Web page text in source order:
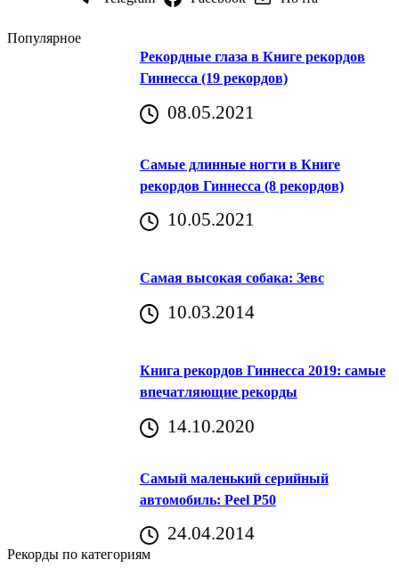
Популярное
Рекордные глаза в Книге рекордов
Гиннесса (19 рекордов)
08.05.2021
Самые длинные ногти в Книге
рекордов Гиннесса (8 рекордов)
10.05.2021
Самая высокая собака: Зевс
10.03.2014
Книга рекордов Гиннесса 2019: самые
впечатляющие рекорды
14.10.2020
Самый маленький серийный
автомобиль: Peel P50
24.04.2014
Рекорды по категориям